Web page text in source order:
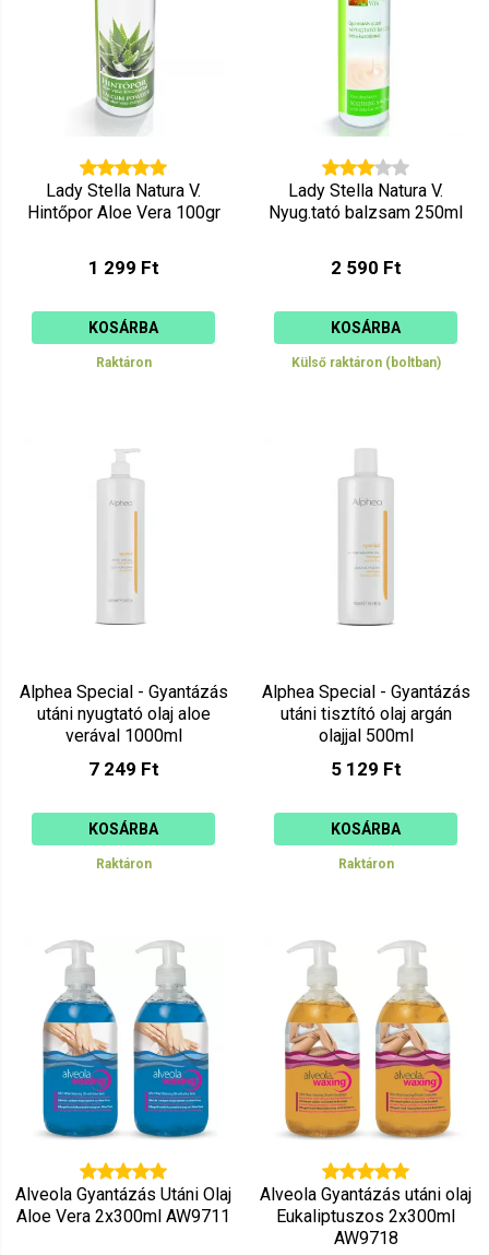
Lady Stella Natura V.
Hintőpor Aloe Vera 100gr
1 299 Ft
KOSÁRBA
Raktáron
Lady Stella Natura V.
Nyug.tató balzsam 250ml
2 590 Ft
KOSÁRBA
Külső raktáron (boltban)
Alphea Special - Gyantázás
utáni nyugtató olaj aloe
verával 1000ml
7 249 Ft
KOSÁRBA
Raktáron
Alphea Special - Gyantázás
utáni tisztító olaj argán
olajjal 500ml
5 129 Ft
KOSÁRBA
Raktáron
Alveola Gyantázás Utáni Olaj
Aloe Vera 2x300ml AW9711
Alveola Gyantázás utáni olaj
Eukaliptuszos 2x300ml
AW9718